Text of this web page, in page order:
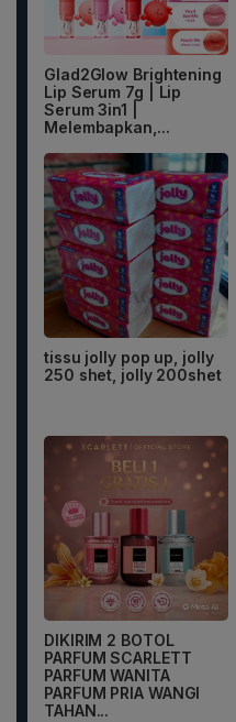
Glad2Glow Brightening
Lip Serum 7g | Lip
Serum 3in1 |
Melembapkan,...
tissu jolly pop up, jolly
250 shet, jolly 200shet
DIKIRIM 2 BOTOL
PARFUM SCARLETT
PARFUM WANITA
PARFUM PRIA WANGI
TAHAN...